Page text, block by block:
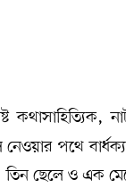
পথে
ছেলে ও এক